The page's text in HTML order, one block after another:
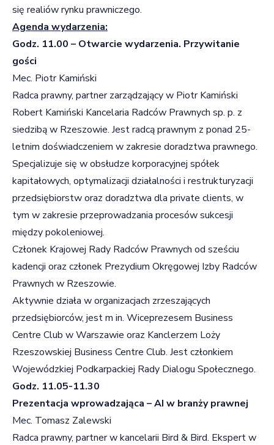
się realiów rynku prawniczego.
Agenda wydarzenia:
Godz. 11.00 – Otwarcie wydarzenia. Przywitanie
gości
Mec. Piotr Kamiński
Radca prawny, partner zarządzający w Piotr Kamiński
Robert Kamiński Kancelaria Radców Prawnych sp. p. z
siedzibą w Rzeszowie. Jest radcą prawnym z ponad 25-
letnim doświadczeniem w zakresie doradztwa prawnego.
Specjalizuje się w obsłudze korporacyjnej spółek
kapitałowych, optymalizacji działalności i restrukturyzacji
przedsiębiorstw oraz doradztwa dla private clients, w
tym w zakresie przeprowadzania procesów sukcesji
między pokoleniowej.
Członek Krajowej Rady Radców Prawnych od sześciu
kadencji oraz członek Prezydium Okręgowej Izby Radców
Prawnych w Rzeszowie.
Aktywnie działa w organizacjach zrzeszających
przedsiębiorców, jest m in. Wiceprezesem Business
Centre Club w Warszawie oraz Kanclerzem Loży
Rzeszowskiej Business Centre Club. Jest członkiem
Wojewódzkiej Podkarpackiej Rady Dialogu Społecznego.
Godz. 11.05-11.30
Prezentacja wprowadzająca – AI w branży prawnej
Mec. Tomasz Zalewski
Radca prawny, partner w kancelarii Bird & Bird. Ekspert w